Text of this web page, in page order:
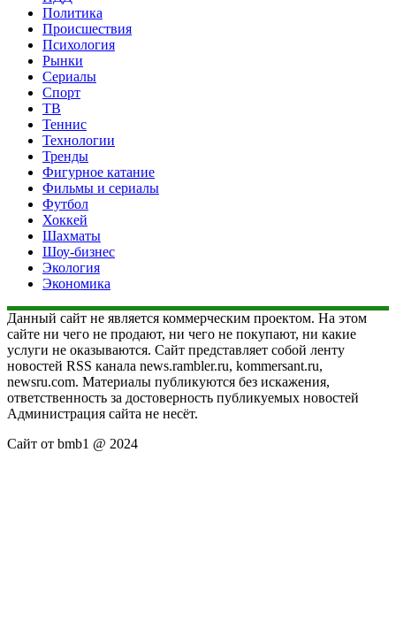
Политика
Происшествия
Психология
Рынки
Сериалы
Спорт
ТВ
Теннис
Технологии
Тренды
Фигурное катание
Фильмы и сериалы
Футбол
Хоккей
Шахматы
Шоу-бизнес
Экология
Экономика
Данный сайт не является коммерческим проектом. На этом
сайте ни чего не продают, ни чего не покупают, ни какие
услуги не оказываются. Сайт представляет собой ленту
новостей RSS канала news.rambler.ru, kommersant.ru,
newsru.com. Материалы публикуются без искажения,
ответственность за достоверность публикуемых новостей
Администрация сайта не несёт.
Сайт от bmb1 @ 2024